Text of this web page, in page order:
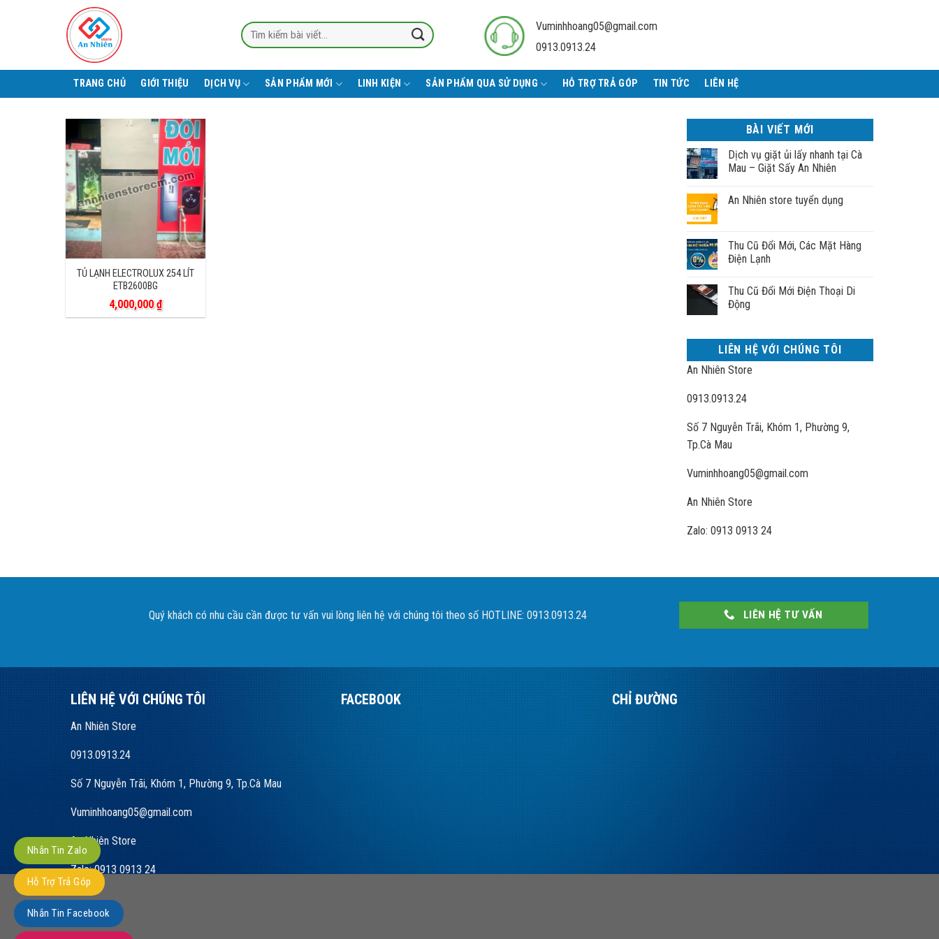
Tìm
kiếm:
Vuminhhoang05@gmail.com
0913.0913.24
TRANG CHỦ GIỚI THIỆU DỊCH VỤ SẢN PHẨM MỚI LINH KIỆN SẢN PHẨM QUA SỬ DỤNG HỖ TRỢ TRẢ GÓP TIN TỨC LIÊN HỆ
TỦ LẠNH ELECTROLUX 254 LÍT
ETB2600BG
4,000,000₫
BÀI VIẾT MỚI
Dịch vụ giặt ủi lấy nhanh tại Cà
Mau – Giặt Sấy An Nhiên
An Nhiên store tuyển dụng
Thu Cũ Đổi Mới, Các Mặt Hàng
Điện Lạnh
Thu Cũ Đổi Mới Điện Thoại Di
Động
LIÊN HỆ VỚI CHÚNG TÔI
An Nhiên Store
0913.0913.24
Số 7 Nguyễn Trãi, Khóm 1, Phường 9,
Tp.Cà Mau
Vuminhhoang05@gmail.com
An Nhiên Store
Zalo: 0913 0913 24
Quý khách có nhu cầu cần được tư vấn vui lòng liên hệ với chúng tôi theo số HOTLINE: 0913.0913.24 LIÊN HỆ TƯ VẤN
LIÊN HỆ VỚI CHÚNG TÔI
An Nhiên Store
0913.0913.24
Số 7 Nguyễn Trãi, Khóm 1, Phường 9, Tp.Cà Mau
Vuminhhoang05@gmail.com
An Nhiên Store
Zalo: 0913 0913 24
FACEBOOK CHỈ ĐƯỜNG
Nhắn Tin Zalo
Hỗ Trợ Trả Góp
Nhắn Tin Facebook